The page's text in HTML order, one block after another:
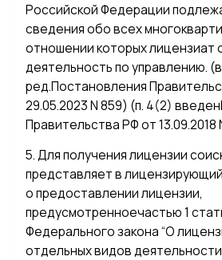
Российской Федерации
сведения обо всех
отношении которых лицензиат
деятельность по управлению. (в
ред.Постановления
29.05.2023 N 859) (п. 4(2)
Правительства РФ от 13.09.2018
5. Для получения лицензии
представляет в
о предоставлении лицензии,
предусмотренноечастью 1
Федерального закона “О
отдельных видов